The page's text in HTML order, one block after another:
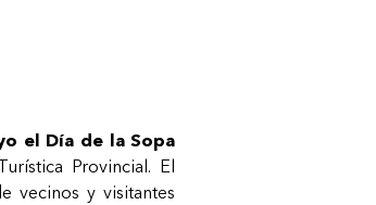
el Día de la Sopa
Provincial. El
vecinos y visitantes